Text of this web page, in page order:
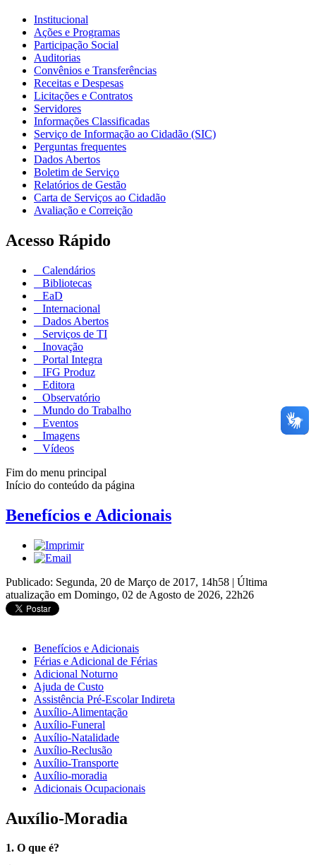
Institucional
Ações e Programas
Participação Social
Auditorias
Convênios e Transferências
Receitas e Despesas
Licitações e Contratos
Servidores
Informações Classificadas
Serviço de Informação ao Cidadão (SIC)
Perguntas frequentes
Dados Abertos
Boletim de Serviço
Relatórios de Gestão
Carta de Serviços ao Cidadão
Avaliação e Correição
Acesso Rápido
Calendários
Bibliotecas
EaD
Internacional
Dados Abertos
Serviços de TI
Inovação
Portal Integra
IFG Produz
Editora
Observatório
Mundo do Trabalho
Eventos
Imagens
Vídeos
Fim do menu principal
Início do conteúdo da página
Benefícios e Adicionais
Publicado: Segunda, 20 de Março de 2017, 14h58 | Última
atualização em Domingo, 02 de Agosto de 2026, 22h26
Benefícios e Adicionais
Férias e Adicional de Férias
Adicional Noturno
Ajuda de Custo
Assistência Pré-Escolar Indireta
Auxílio-Alimentação
Auxílio-Funeral
Auxílio-Natalidade
Auxílio-Reclusão
Auxílio-Transporte
Auxílio-moradia
Adicionais Ocupacionais
Auxílio-Moradia
1. O que é?